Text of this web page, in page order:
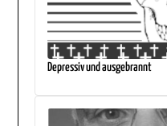
Depressiv und ausgebrannt